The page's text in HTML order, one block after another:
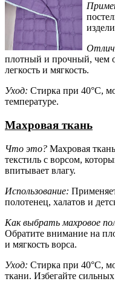
плотный и прочный, чем
легкость и мягкость.
Уход: Стирка при 40°C,
температуре.
Махровая ткань
Что это? Махровая
текстиль с ворсом,
впитывает влагу.
Использование:
полотенец, халатов и
Как выбрать махровое
Обратите внимание на
и мягкость ворса.
Уход: Стирка при 40°C,
ткани. Избегайте